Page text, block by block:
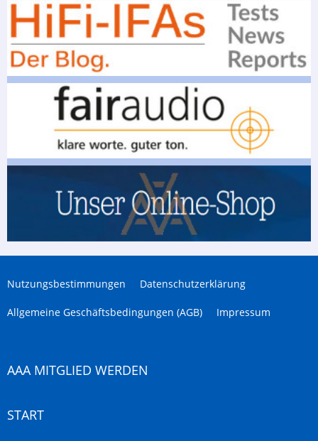
Nutzungsbestimmungen Datenschutzerklärung
Allgemeine Geschäftsbedingungen (AGB) Impressum
AAA MITGLIED WERDEN
START